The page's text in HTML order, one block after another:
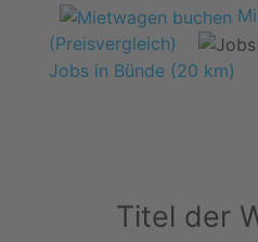
(Preisvergleich)
Jobs in Bünde (20 km)
Titel der